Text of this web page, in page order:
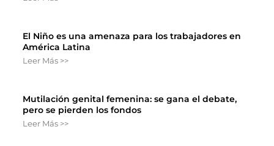
El Niño es una amenaza para los trabajadores en
América Latina
Leer Más >>
Mutilación genital femenina: se gana el debate,
pero se pierden los fondos
Leer Más >>